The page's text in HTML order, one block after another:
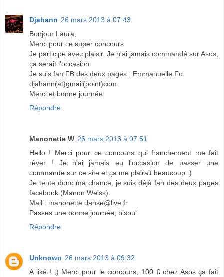
Djahann 26 mars 2013 à 07:43
Bonjour Laura,
Merci pour ce super concours
Je participe avec plaisir. Je n'ai jamais commandé sur Asos,
ça serait l'occasion.
Je suis fan FB des deux pages : Emmanuelle Fo
djahann(at)gmail(point)com
Merci et bonne journée
Répondre
Manonette W 26 mars 2013 à 07:51
Hello ! Merci pour ce concours qui franchement me fait
rêver ! Je n'ai jamais eu l'occasion de passer une
commande sur ce site et ça me plairait beaucoup :)
Je tente donc ma chance, je suis déjà fan des deux pages
facebook (Manon Weiss).
Mail : manonette.danse@live.fr
Passes une bonne journée, bisou'
Répondre
Unknown 26 mars 2013 à 09:32
A liké ! ;) Merci pour le concours, 100 € chez Asos ça fait